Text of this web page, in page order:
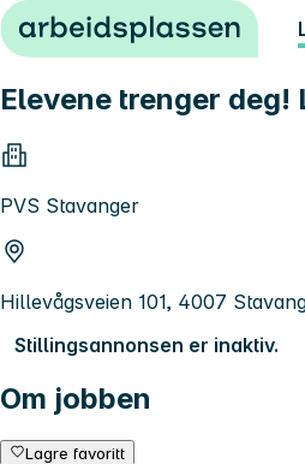
Hopp til innhold
Elevene trenger
PVS Stavanger
Hillevågsveien 101, 4007
Stillingsannonsen er inaktiv.
Om jobben
Lagre favoritt